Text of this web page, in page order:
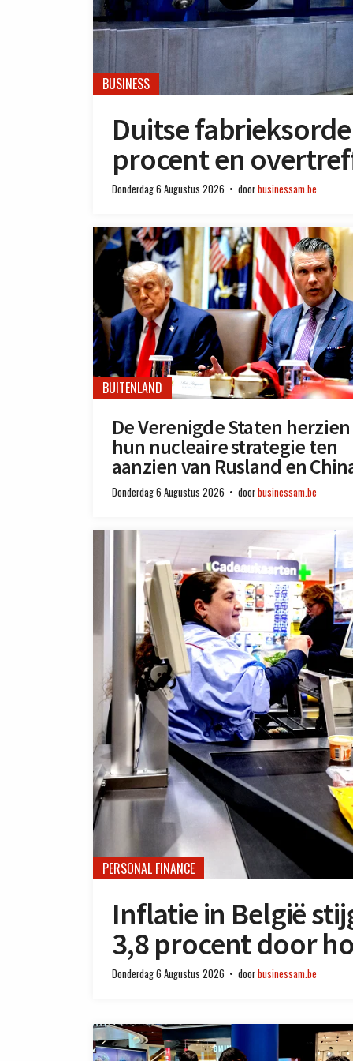
BUSINESS
Duitse
procent en
Donderdag 6 Augustus 2026 doorbusinessam.be
BUITENLAND
De Verenigde Staten herzien
hun nucleaire strategie ten
aanzien van Rusland en
Donderdag 6 Augustus 2026 doorbusinessam.be
PERSONAL FINANCE
Inflatie in België
3,8 procent door
Donderdag 6 Augustus 2026 doorbusinessam.be